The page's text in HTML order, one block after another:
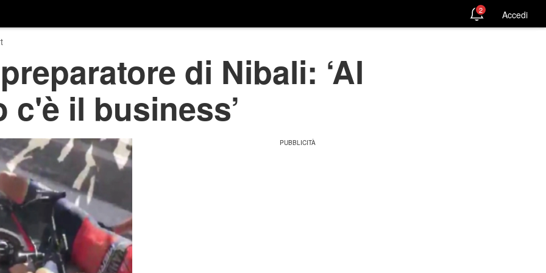
2 Accedi
di Nibali: ‘Al
il business’